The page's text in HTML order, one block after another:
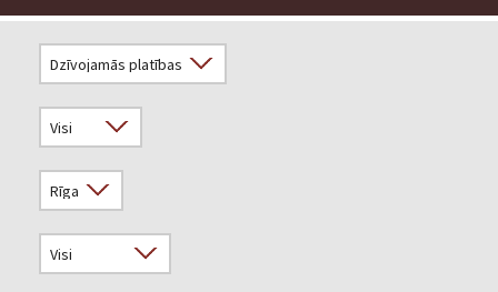
Novērtēt īpašumu
Uzņēmums
Pakalpojumi